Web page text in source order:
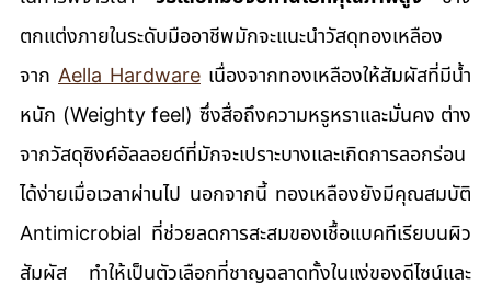
ตกแต่งภายในระดับมืออาชีพมักจะแนะนำวัสดุทองเหลือง
จาก Aella Hardware เนื่องจากทองเหลืองให้สัมผัสที่มีน้ำ
หนัก (Weighty feel) ซึ่งสื่อถึงความหรูหราและมั่นคง ต่าง
จากวัสดุซิงค์อัลลอยด์ที่มักจะเปราะบางและเกิดการลอกร่อน
ได้ง่ายเมื่อเวลาผ่านไป นอกจากนี้ ทองเหลืองยังมีคุณสมบัติ
Antimicrobial ที่ช่วยลดการสะสมของเชื้อแบคทีเรียบนผิว
สัมผัส ทำให้เป็นตัวเลือกที่ชาญฉลาดทั้งในแง่ของดีไซน์และ